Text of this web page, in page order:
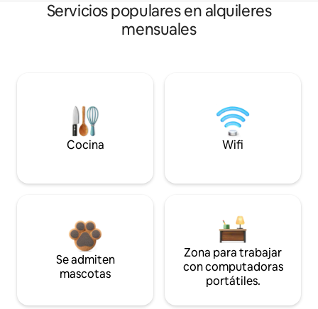
Servicios populares en alquileres
mensuales
Cocina Wifi
Se admiten
mascotas
Zona para trabajar
con computadoras
portátiles.